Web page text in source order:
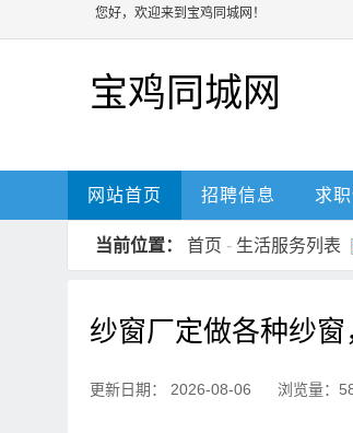
您好，欢迎来到宝鸡同城网！
宝鸡同城网
网站首页 招聘信息 求
当前位置： 首页 - 生活服务列表 [
纱窗厂定做各种纱
更新日期： 2026-08-06 浏览量：